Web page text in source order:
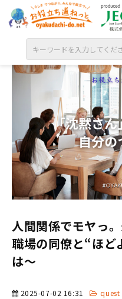
目
ジャ
シリ
人間関係でモヤっ
職場の同僚と“ほど
は～
2025-07-02 16:31
quest